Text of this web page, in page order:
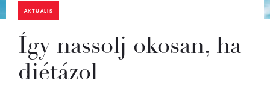
AKTUÁLIS
Így nassolj okosan, ha
diétázol